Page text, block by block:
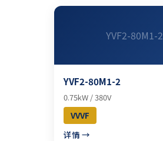
YVF2-80M1-2
YVF2-80M1-2
0.75kW / 380V
VVVF
详情 →